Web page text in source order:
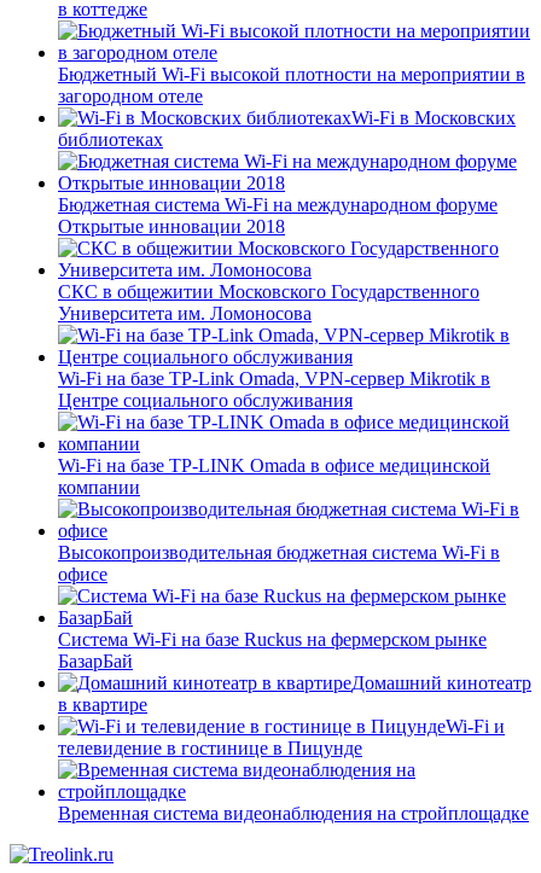
в коттедже
Бюджетный Wi-Fi высокой плотности на мероприятии в
загородном отеле
Wi-Fi в Московских
библиотеках
Бюджетная система Wi-Fi на международном форуме
Открытые инновации 2018
СКС в общежитии Московского Государственного
Университета им. Ломоносова
Wi-Fi на базе TP-Link Omada, VPN-сервер Mikrotik в
Центре социального обслуживания
Wi-Fi на базе TP-LINK Omada в офисе медицинской
компании
Высокопроизводительная бюджетная система Wi-Fi в
офисе
Система Wi-Fi на базе Ruckus на фермерском рынке
БазарБай
Домашний кинотеатр
в квартире
Wi-Fi и
телевидение в гостинице в Пицунде
Временная система видеонаблюдения на стройплощадке